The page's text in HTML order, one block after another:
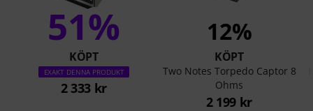
51%
KÖPT
EXAKT DENNA PRODUKT
2 333 kr
12%
KÖPT
Two Notes Torpedo Captor 8
Ohms
2 199 kr